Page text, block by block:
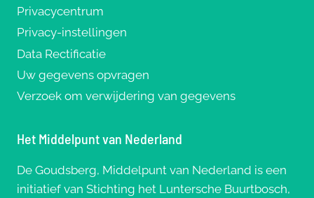
Privacycentrum
Privacy-instellingen
Data Rectificatie
Uw gegevens opvragen
Verzoek om verwijdering van gegevens
Het Middelpunt van Nederland
De Goudsberg, Middelpunt van Nederland is een
initiatief van Stichting het Luntersche Buurtbosch,